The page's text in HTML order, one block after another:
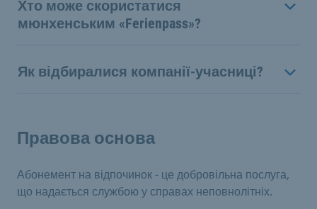
Хто може скористатися
мюнхенським «Ferienpass»?
Як відбиралися компанії-учасниці?
Правова основа
Абонемент на відпочинок - це добровільна послуга,
що надається службою у справах неповнолітніх.